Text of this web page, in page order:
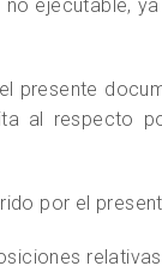
ejecutable,
presente
al respecto
por el